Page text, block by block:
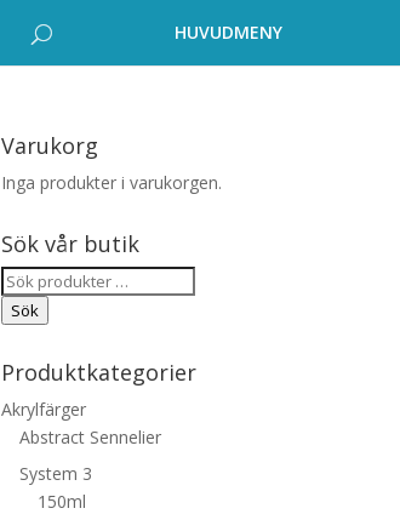
Varukorg
Inga produkter i varukorgen.
Sök vår butik
Sök
efter:
Sök
Produktkategorier
Akrylfärger
Abstract Sennelier
System 3
150ml